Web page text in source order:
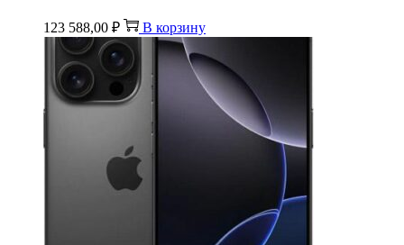
123 588,00 ₽ В корзину